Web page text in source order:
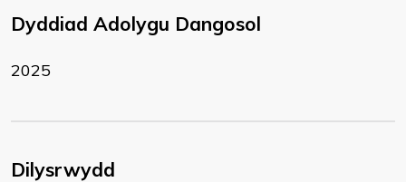
Dyddiad Adolygu Dangosol
2025
Dilysrwydd